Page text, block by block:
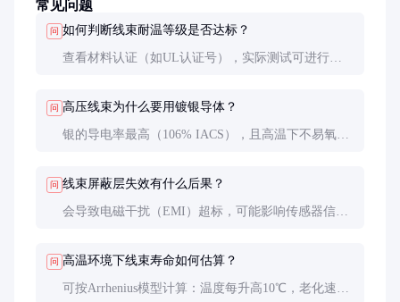
常见问题
问 如何判断线束耐温等级是否达标？
查看材料认证（如UL认证号），实际测试可进行恒
问 高压线束为什么要用镀银导体？
银的导电率最高（106% IACS），且高温下不易氧
问 线束屏蔽层失效有什么后果？
会导致电磁干扰（EMI）超标，可能影响传感器信号
问 高温环境下线束寿命如何估算？
可按Arrhenius模型计算：温度每升高10℃，老化速度